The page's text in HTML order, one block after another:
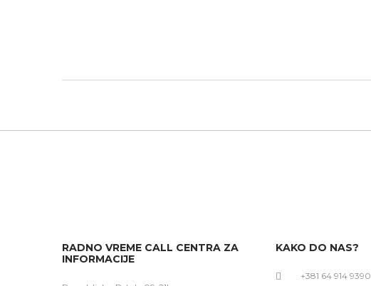
RADNO VREME CALL CENTRA ZA
INFORMACIJE
KAKO DO NAS?
+381 64 914 9390